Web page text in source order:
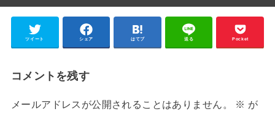
ツイート シェア はてブ 送る Pocket
コメントを残す
メールアドレスが公開されることはありません。 ※ が